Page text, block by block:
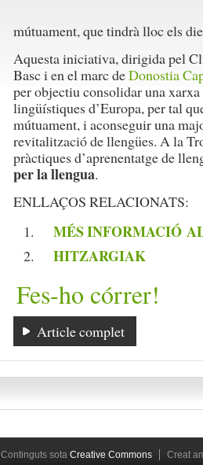
mútuament, que tindrà lloc els
Aquesta iniciativa, dirigida pel
Basc i en el marc deDonostia
per objectiu consolidar una
lingüístiques d’Europa, per tal
mútuament, i aconseguir una
revitalització de llengües. A la
pràctiques d’aprenentatge de
per la llengua.
ENLLAÇOS RELACIONATS:
MÉS INFORMACIÓ
HITZARGIAK
Fes-ho córrer!
Article complet
Continguts sota Creative Commons Creat